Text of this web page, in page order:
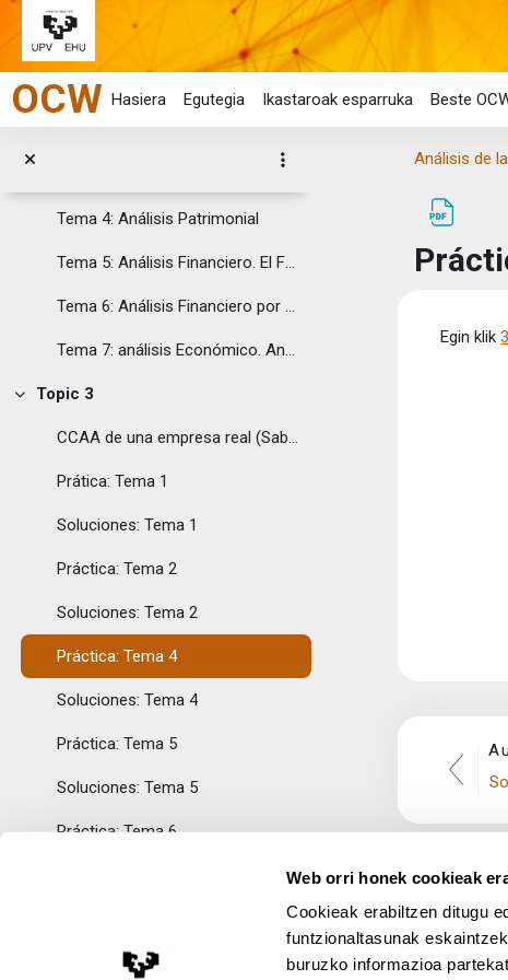
Web orri honek cookieak
Cookieak erabiltzen ditugu
funtzionaltasunak
buruzko informazioa
Joan eduki nagusira zuzenean
OCW Hasiera Egutegia Ikastaroak esparruka Beste
Tolestu
Topic 2
Tema 2: Normalización contable
Tema 4: Análisis Patrimonial
Tema 5: Análisis Financiero. El Fondo de Rotación y las Necesidades del Fondo de Rotación
Tema 6: Análisis Financiero por Ratios. Análisis de la Solvencia y la Liquidez
Tema 7: análisis Económico. Análisis del Resultado y la Rentabilidad
Tolestu
Topic 3
CCAA de una empresa real (Sabeko banaketa, 2012)
Prática: Tema 1
Soluciones: Tema 1
Práctica: Tema 2
Soluciones: Tema 2
Práctica: Tema 4
Soluciones: Tema 4
Práctica: Tema 5
Soluciones: Tema 5
Práctica: Tema 6
Soluciones: Tema 7
Análisis de
Egin klik
Lege Oharra